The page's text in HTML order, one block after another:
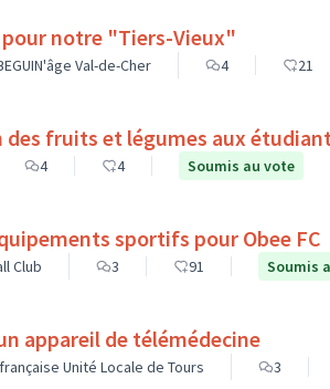
pour notre "Tiers-Vieux"
Val-de-Cher 4 21
fruits et légumes aux
4 4 Soumis au vote
sportifs pour Obee FC
Club 3 91 Soumis
appareil de télémédecine
Unité Locale de Tours 3